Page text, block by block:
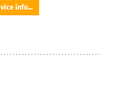
více info...